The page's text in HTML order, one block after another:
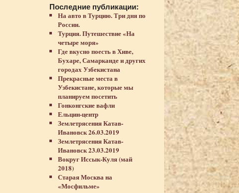
Последние публикации:
На авто в Турцию. Три дня по
России.
Турция. Путешествие «На
четыре моря»
Где вкусно поесть в Хиве,
Бухаре, Самарканде и других
городах Узбекистана
Прекрасные места в
Узбекистане, которые мы
планируем посетить
Гонконгские вафли
Ельцин-центр
Землетрясения Катав-
Ивановск 26.03.2019
Землетрясения Катав-
Ивановск 23.03.2019
Вокруг Иссык-Куля (май
2018)
Старая Москва на
«Мосфильме»